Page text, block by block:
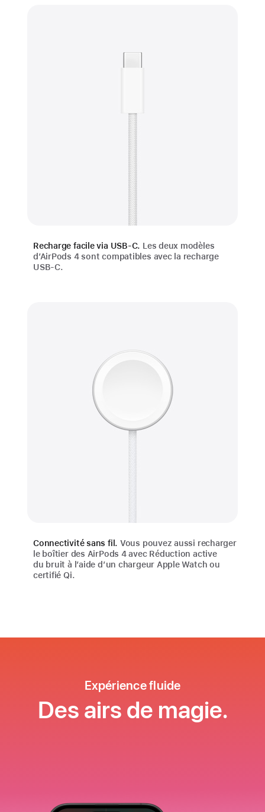
Recharge facile via USB‑C. Les deux modèles
d’AirPods 4 sont com­patibles avec la recharge
USB‑C.
Connectivité sans fil. Vous pouvez aussi recharger
le boîtier des AirPods 4 avec Réduction active
du bruit à l’aide d’un chargeur Apple Watch ou
certifié Qi.
Expérience fluide
Des airs de magie.